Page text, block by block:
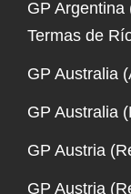
GP
Termas de
GP Australia
GP Australia
GP Austria
GP Austria